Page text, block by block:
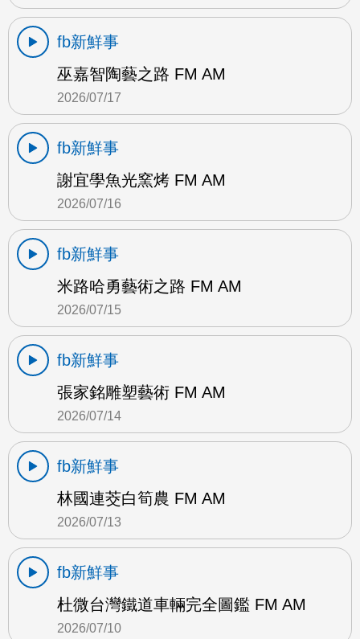
fb新鮮事
巫嘉智陶藝之路 FM AM
2026/07/17
fb新鮮事
謝宜學魚光窯烤 FM AM
2026/07/16
fb新鮮事
米路哈勇藝術之路 FM AM
2026/07/15
fb新鮮事
張家銘雕塑藝術 FM AM
2026/07/14
fb新鮮事
林國連茭白筍農 FM AM
2026/07/13
fb新鮮事
杜微台灣鐵道車輛完全圖鑑 FM AM
2026/07/10